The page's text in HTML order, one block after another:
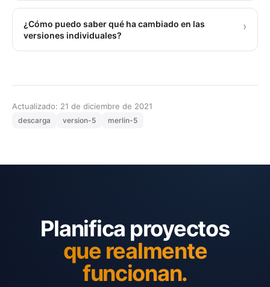
¿Cómo puedo saber qué ha cambiado en las
versiones individuales?
›
Actualizado: 21 de diciembre de 2021
descarga version-5 merlin-5
Planifica proyectos
que realmente
funcionan.